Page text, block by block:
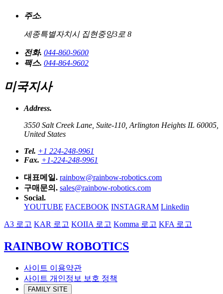
주소.
세종특별자치시 집현중앙3로 8
전화. 044-860-9600
팩스. 044-864-9602
미국지사
Address.
3550 Salt Creek Lane, Suite-110, Arlington Heights IL 60005,
United States
Tel. +1 224-248-9961
Fax. +1-224-248-9961
대표메일. rainbow@rainbow-robotics.com
구매문의. sales@rainbow-robotics.com
Social.
YOUTUBE FACEBOOK INSTAGRAM Linkedin
A3 로고 KAR 로고 KOIIA 로고 Komma 로고 KFA 로고
RAINBOW ROBOTICS
사이트 이용약관
사이트 개인정보 보호 정책
FAMILY SITE